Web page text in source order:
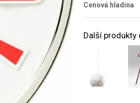
Cenová hladina
Další produkty